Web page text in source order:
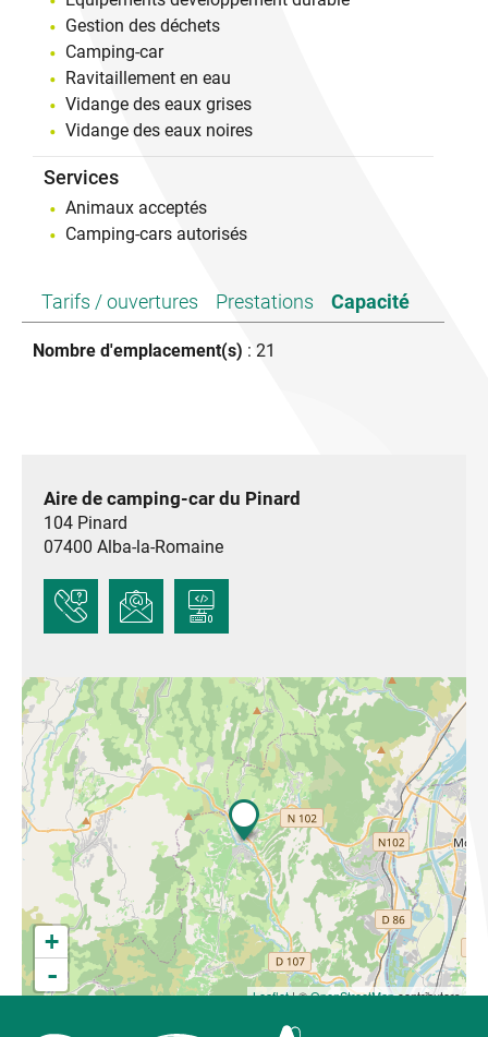
Gestion des déchets
Camping-car
Ravitaillement en eau
Vidange des eaux grises
Vidange des eaux noires
Services
Animaux acceptés
Camping-cars autorisés
Tarifs / ouvertures Prestations Capacité
Nombre d'emplacement(s) : 21
Aire de camping-car du Pinard
104 Pinard
07400 Alba-la-Romaine
+
-
Leaflet| ©OpenStreetMapcontributors